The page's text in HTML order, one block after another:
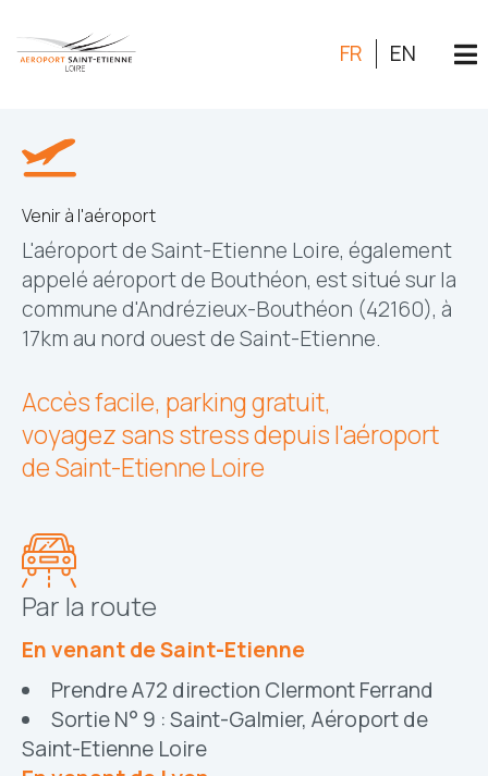
FR EN
Venir à l'aéroport
L'aéroport de Saint-Etienne Loire, également
appelé aéroport de Bouthéon, est situé sur la
commune d'Andrézieux-Bouthéon (42160), à
17km au nord ouest de Saint-Etienne.
Accès facile, parking gratuit,
voyagez sans stress depuis l'aéroport
de Saint-Etienne Loire
Par la route
En venant de Saint-Etienne
Prendre A72 direction Clermont Ferrand
Sortie N° 9 : Saint-Galmier, Aéroport de
Saint-Etienne Loire